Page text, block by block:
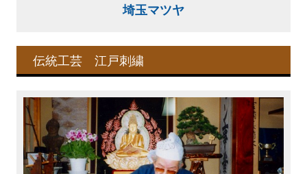
埼玉マツヤ
伝統工芸 江戸刺繍